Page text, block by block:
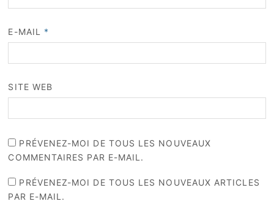
E-MAIL *
SITE WEB
PRÉVENEZ-MOI DE TOUS LES NOUVEAUX
COMMENTAIRES PAR E-MAIL.
PRÉVENEZ-MOI DE TOUS LES NOUVEAUX ARTICLES
PAR E-MAIL.